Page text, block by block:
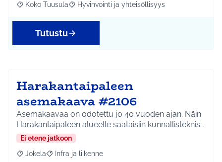
Rajaa tulokset aihepiirin mukaan: Koko Tuusula
Koko Tuusula Rajaa tulokset teeman mukaan: Hyvinvointi ja
Hyvinvointi ja yhteisöllisyys
Tutustu
Harakantaipaleen
asemakaava #2106
Asemakaavaa on odotettu jo 40 vuoden ajan. Näin
Harakantaipaleen alueelle saataisiin kunnallisteknis…
Ei etene jatkoon
Rajaa tulokset aihepiirin mukaan: Jokela
Jokela Rajaa tulokset teeman mukaan: Infra ja liikenne
Infra ja liikenne